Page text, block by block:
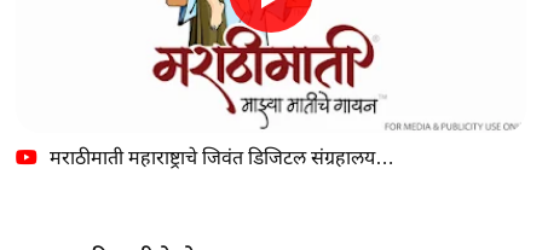
मराठीमाती महाराष्ट्राचे जिवंत डिजिटल संग्रहालय…